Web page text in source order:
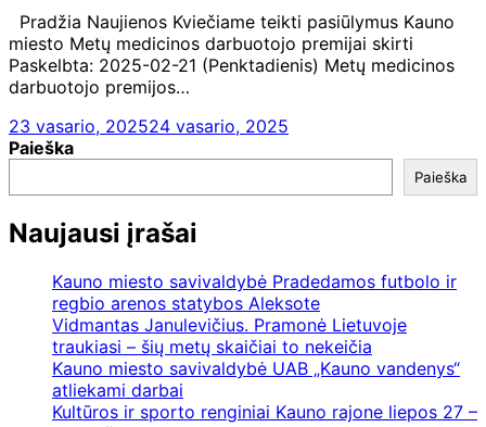
Pradžia Naujienos Kviečiame teikti pasiūlymus Kauno
miesto Metų medicinos darbuotojo premijai skirti
Paskelbta: 2025-02-21 (Penktadienis) Metų medicinos
darbuotojo premijos…
23 vasario, 202524 vasario, 2025
Paieška
Paieška
Naujausi įrašai
Kauno miesto savivaldybė Pradedamos futbolo ir
regbio arenos statybos Aleksote
Vidmantas Janulevičius. Pramonė Lietuvoje
traukiasi – šių metų skaičiai to nekeičia
Kauno miesto savivaldybė UAB „Kauno vandenys“
atliekami darbai
Kultūros ir sporto renginiai Kauno rajone liepos 27 –